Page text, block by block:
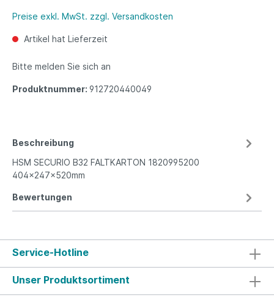
Preise exkl. MwSt. zzgl. Versandkosten
Artikel hat Lieferzeit
Bitte melden Sie sich an
Produktnummer: 912720440049
Beschreibung
HSM SECURIO B32 FALTKARTON 1820995200
404x247x520mm
Bewertungen
Service-Hotline
Unser Produktsortiment